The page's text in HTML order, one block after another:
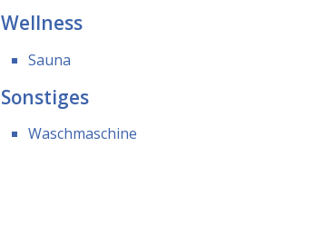
Wellness
Sauna
Sonstiges
Waschmaschine